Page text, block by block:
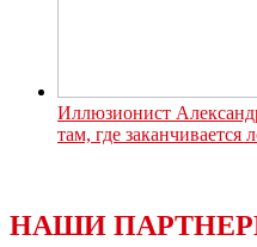
Иллюзионист
там, где заканчивается
НАШИ